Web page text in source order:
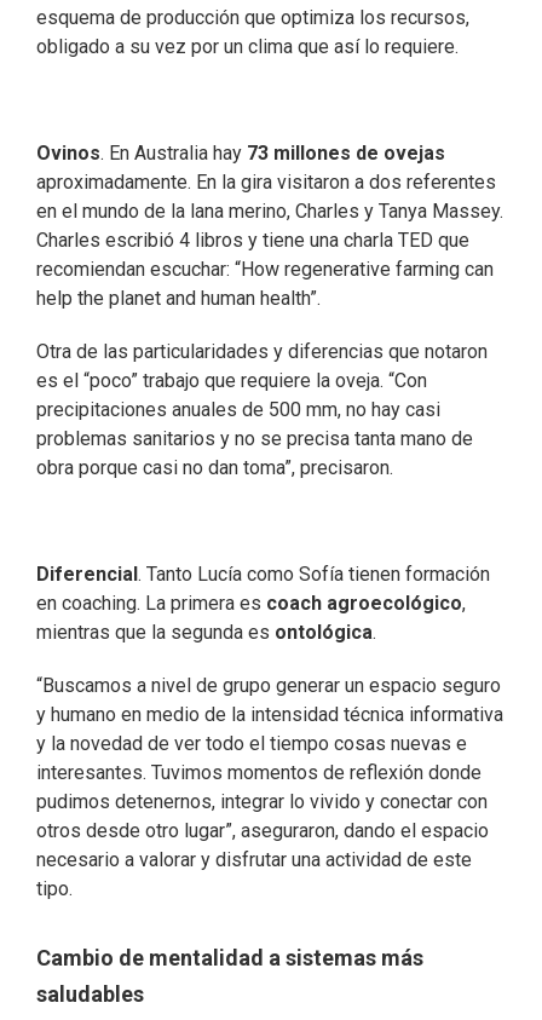
esquema de producción que optimiza los recursos,
obligado a su vez por un clima que así lo requiere.
Ovinos. En Australia hay 73 millones de ovejas
aproximadamente. En la gira visitaron a dos referentes
en el mundo de la lana merino, Charles y Tanya Massey.
Charles escribió 4 libros y tiene una charla TED que
recomiendan escuchar: “How regenerative farming can
help the planet and human health”.
Otra de las particularidades y diferencias que notaron
es el “poco” trabajo que requiere la oveja. “Con
precipitaciones anuales de 500 mm, no hay casi
problemas sanitarios y no se precisa tanta mano de
obra porque casi no dan toma”, precisaron.
Diferencial. Tanto Lucía como Sofía tienen formación
en coaching. La primera es coach agroecológico,
mientras que la segunda es ontológica.
“Buscamos a nivel de grupo generar un espacio seguro
y humano en medio de la intensidad técnica informativa
y la novedad de ver todo el tiempo cosas nuevas e
interesantes. Tuvimos momentos de reflexión donde
pudimos detenernos, integrar lo vivido y conectar con
otros desde otro lugar”, aseguraron, dando el espacio
necesario a valorar y disfrutar una actividad de este
tipo.
Cambio de mentalidad a sistemas más
saludables